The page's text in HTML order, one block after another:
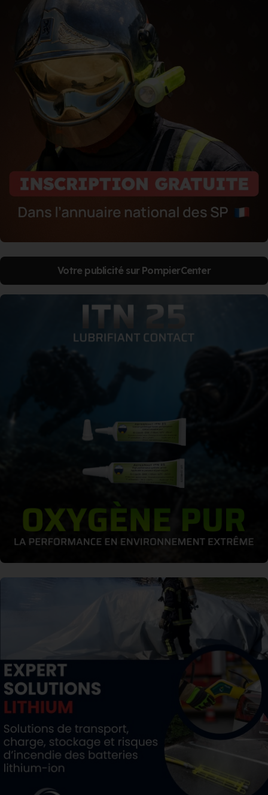
Votre publicité sur PompierCenter